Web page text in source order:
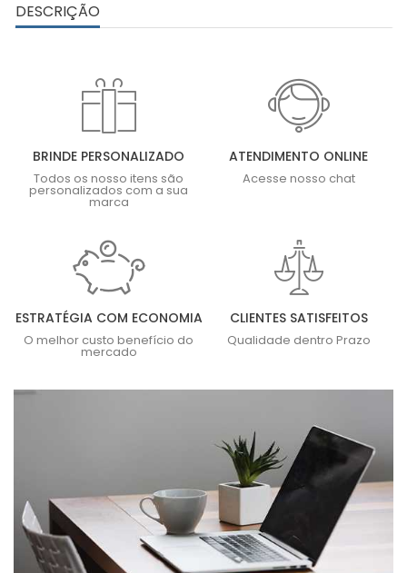
DESCRIÇÃO
BRINDE PERSONALIZADO
Todos os nosso itens são
personalizados com a sua
marca
ATENDIMENTO ONLINE
Acesse nosso chat
ESTRATÉGIA COM ECONOMIA
O melhor custo benefício do
mercado
CLIENTES SATISFEITOS
Qualidade dentro Prazo